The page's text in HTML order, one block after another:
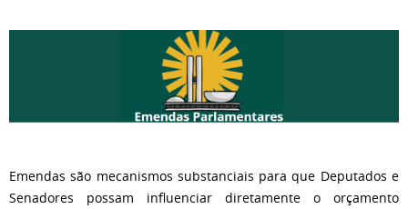
Emendas são mecanismos substanciais para que Deputados e
Senadores possam influenciar diretamente o orçamento